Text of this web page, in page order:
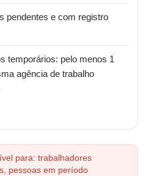
pendentes e com registro
temporários: pelo menos 1
agência de trabalho
para: trabalhadores
pessoas em período